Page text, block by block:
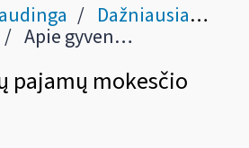
Dažniausiai užduodami klausimai
Apie gyventojų pajamų mokesčio tarifus
pajamų mokesčio